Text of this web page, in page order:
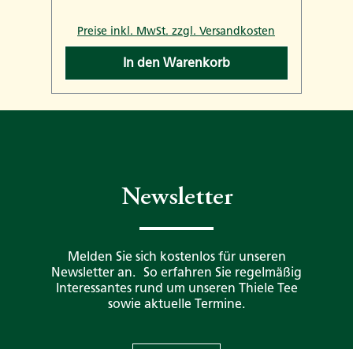
Preise inkl. MwSt. zzgl. Versandkosten
In den Warenkorb
Newsletter
Melden Sie sich kostenlos für unseren
Newsletter an. So erfahren Sie regelmäßig
Interessantes rund um unseren Thiele Tee
sowie aktuelle Termine.